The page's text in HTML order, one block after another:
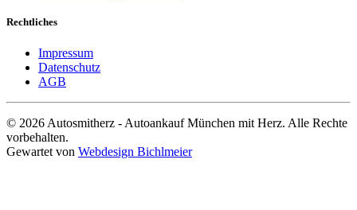
Rechtliches
Impressum
Datenschutz
AGB
© 2026 Autosmitherz - Autoankauf München mit Herz. Alle Rechte
vorbehalten.
Gewartet von Webdesign Bichlmeier